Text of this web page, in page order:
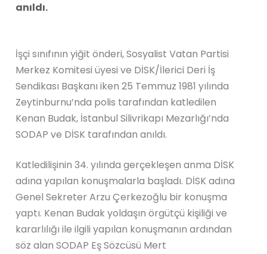
anıldı.
İşçi sınıfının yiğit önderi, Sosyalist Vatan Partisi
Merkez Komitesi üyesi ve DİSK/İlerici Deri İş
Sendikası Başkanı iken 25 Temmuz 1981 yılında
Zeytinburnu’nda polis tarafından katledilen
Kenan Budak, İstanbul Silivrikapı Mezarlığı’nda
SODAP ve DİSK tarafından anıldı.
Katledilişinin 34. yılında gerçekleşen anma DİSK
adına yapılan konuşmalarla başladı. DİSK adına
Genel Sekreter Arzu Çerkezoğlu bir konuşma
yaptı. Kenan Budak yoldaşın örgütçü kişiliği ve
kararlılığı ile ilgili yapılan konuşmanın ardından
söz alan SODAP Eş Sözcüsü Mert